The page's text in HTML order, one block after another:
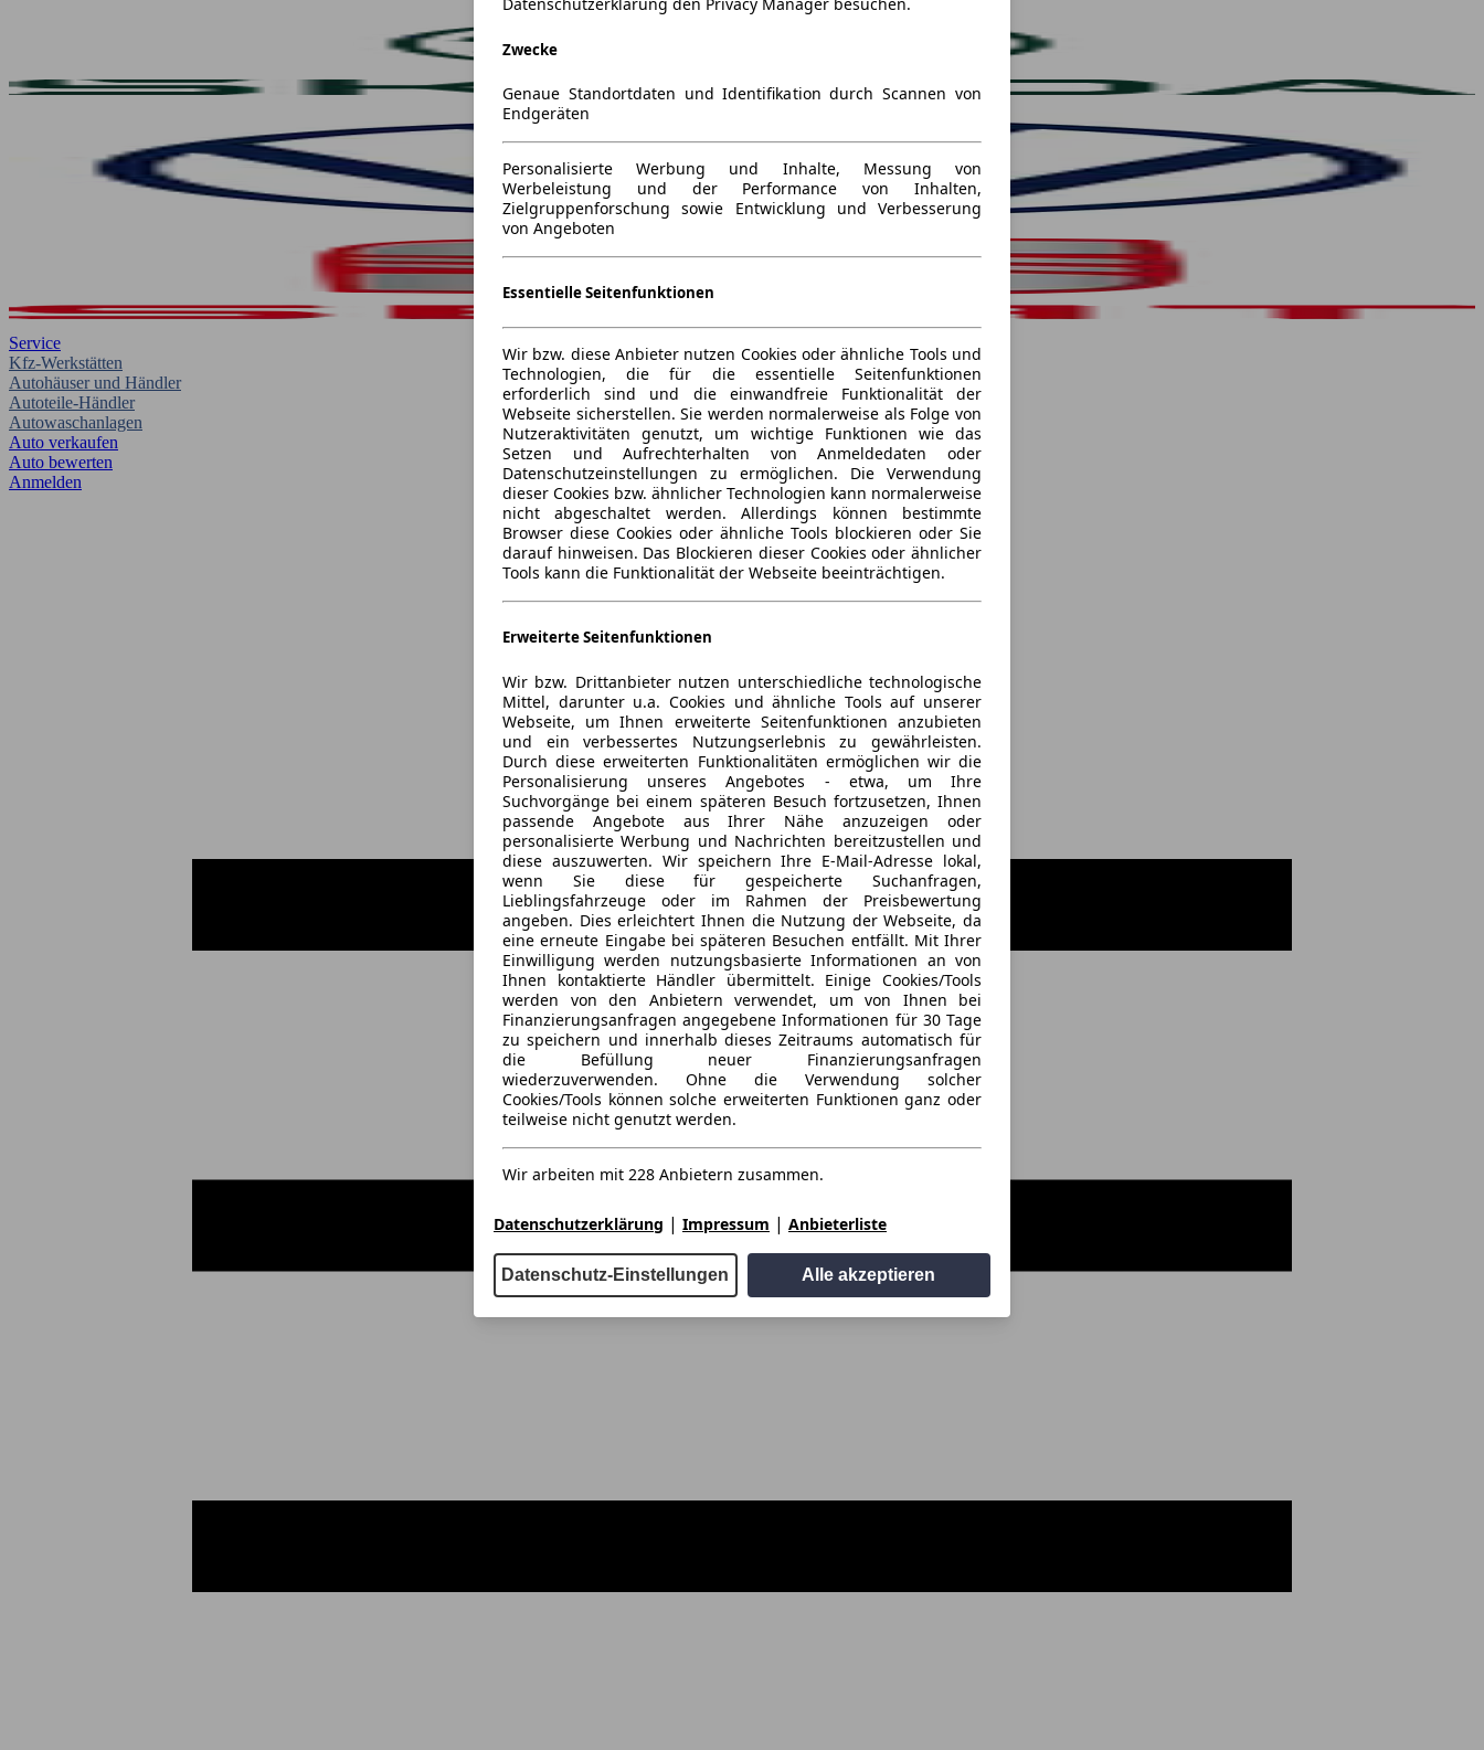
Service
Kfz-Werkstätten
Autohäuser und Händler
Autoteile-Händler
Autowaschanlagen
Auto verkaufen
Auto bewerten
Anmelden
Datenschutzerklärung den Privacy Manager besuchen.
Zwecke
Genaue Standortdaten und Identifikation durch Scannen von
Endgeräten
Personalisierte Werbung und Inhalte, Messung von
Werbeleistung und der Performance von Inhalten,
Zielgruppenforschung sowie Entwicklung und Verbesserung
von Angeboten
Essentielle Seitenfunktionen
Wir bzw. diese Anbieter nutzen Cookies oder ähnliche Tools und
Technologien, die für die essentielle Seitenfunktionen
erforderlich sind und die einwandfreie Funktionalität der
Webseite sicherstellen. Sie werden normalerweise als Folge von
Nutzeraktivitäten genutzt, um wichtige Funktionen wie das
Setzen und Aufrechterhalten von Anmeldedaten oder
Datenschutzeinstellungen zu ermöglichen. Die Verwendung
dieser Cookies bzw. ähnlicher Technologien kann normalerweise
nicht abgeschaltet werden. Allerdings können bestimmte
Browser diese Cookies oder ähnliche Tools blockieren oder Sie
darauf hinweisen. Das Blockieren dieser Cookies oder ähnlicher
Tools kann die Funktionalität der Webseite beeinträchtigen.
Erweiterte Seitenfunktionen
Wir bzw. Drittanbieter nutzen unterschiedliche technologische
Mittel, darunter u.a. Cookies und ähnliche Tools auf unserer
Webseite, um Ihnen erweiterte Seitenfunktionen anzubieten
und ein verbessertes Nutzungserlebnis zu gewährleisten.
Durch diese erweiterten Funktionalitäten ermöglichen wir die
Personalisierung unseres Angebotes - etwa, um Ihre
Suchvorgänge bei einem späteren Besuch fortzusetzen, Ihnen
passende Angebote aus Ihrer Nähe anzuzeigen oder
personalisierte Werbung und Nachrichten bereitzustellen und
diese auszuwerten. Wir speichern Ihre E-Mail-Adresse lokal,
wenn Sie diese für gespeicherte Suchanfragen,
Lieblingsfahrzeuge oder im Rahmen der Preisbewertung
angeben. Dies erleichtert Ihnen die Nutzung der Webseite, da
eine erneute Eingabe bei späteren Besuchen entfällt. Mit Ihrer
Einwilligung werden nutzungsbasierte Informationen an von
Ihnen kontaktierte Händler übermittelt. Einige Cookies/Tools
werden von den Anbietern verwendet, um von Ihnen bei
Finanzierungsanfragen angegebene Informationen für 30 Tage
zu speichern und innerhalb dieses Zeitraums automatisch für
die Befüllung neuer Finanzierungsanfragen
wiederzuverwenden. Ohne die Verwendung solcher
Cookies/Tools können solche erweiterten Funktionen ganz oder
teilweise nicht genutzt werden.
Wir arbeiten mit 228 Anbietern zusammen.
Datenschutzerklärung | Impressum | Anbieterliste
Datenschutz-Einstellungen Alle akzeptieren